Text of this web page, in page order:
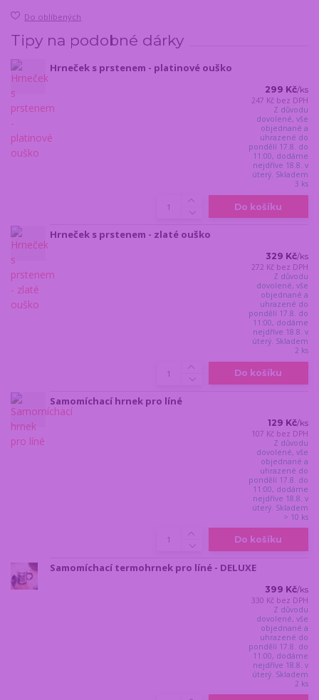
Do oblíbených
Tipy na podobné dárky
Hrneček s prstenem - platinové ouško
299 Kč/ks
247 Kč bez DPH
Z důvodu
dovolené, vše
objednané a
uhrazené do
pondělí 17.8. do
11:00, dodáme
nejdříve 18.8. v
úterý. Skladem
3 ks
Do košíku
Hrneček s prstenem - zlaté ouško
329 Kč/ks
272 Kč bez DPH
Z důvodu
dovolené, vše
objednané a
uhrazené do
pondělí 17.8. do
11:00, dodáme
nejdříve 18.8. v
úterý. Skladem
2 ks
Do košíku
Samomíchací hrnek pro líné
129 Kč/ks
107 Kč bez DPH
Z důvodu
dovolené, vše
objednané a
uhrazené do
pondělí 17.8. do
11:00, dodáme
nejdříve 18.8. v
úterý. Skladem
> 10 ks
Do košíku
Samomíchací termohrnek pro líné - DELUXE
399 Kč/ks
330 Kč bez DPH
Z důvodu
dovolené, vše
objednané a
uhrazené do
pondělí 17.8. do
11:00, dodáme
nejdříve 18.8. v
úterý. Skladem
2 ks